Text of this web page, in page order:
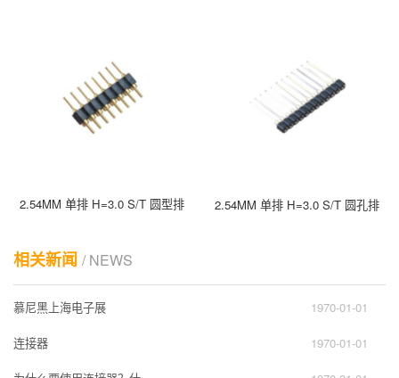
2.54MM 单排 H=3.0 S/T 圆型排 2.54MM 单排 H=3.0 S/T 圆孔排
相关新闻 / NEWS
慕尼黑上海电子展 1970-01-01
连接器 1970-01-01